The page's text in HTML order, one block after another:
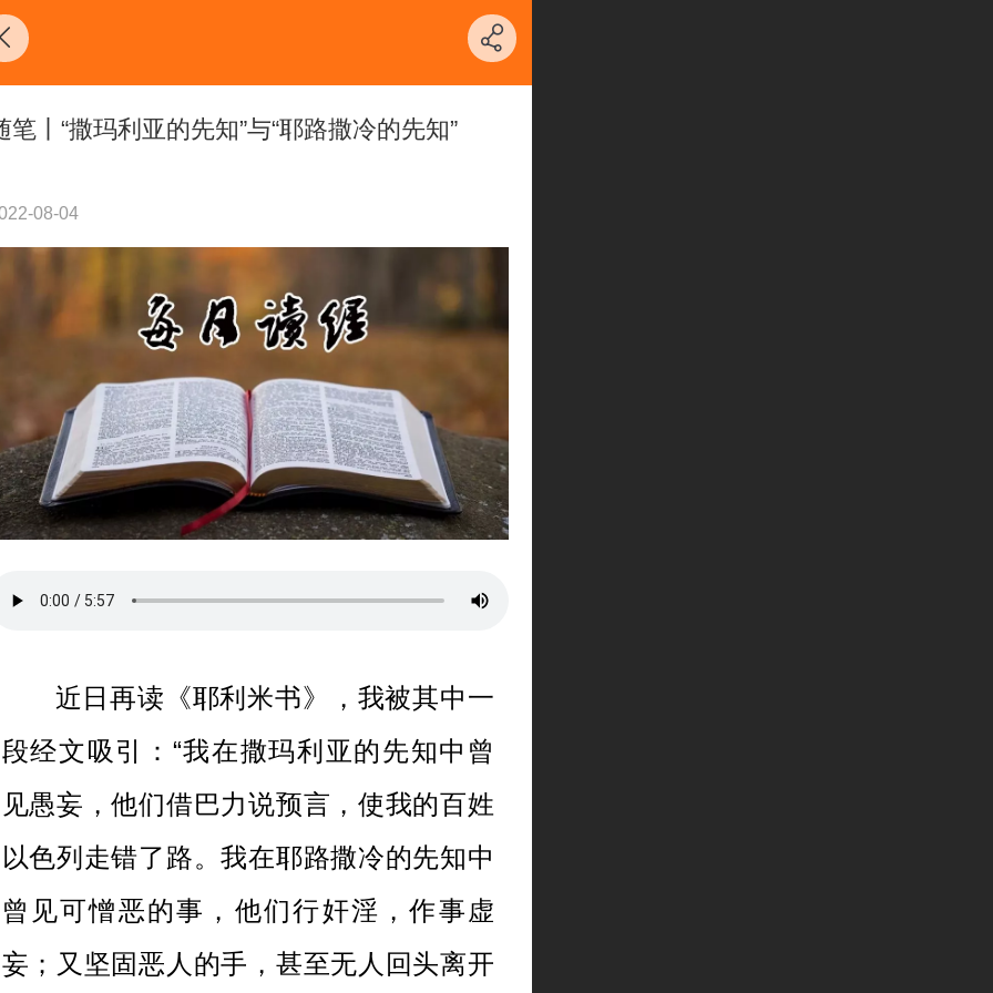
笔丨“撒玛利亚的先知”与“耶路撒冷的先知”
08-04
近日再读《耶利米书》，我被其中一
段经文吸引：“我在撒玛利亚的先知中曾
见愚妄，他们借巴力说预言，使我的百姓
以色列走错了路。我在耶路撒冷的先知中
曾见可憎恶的事，他们行奸淫，作事虚
妄；又坚固恶人的手，甚至无人回头离开